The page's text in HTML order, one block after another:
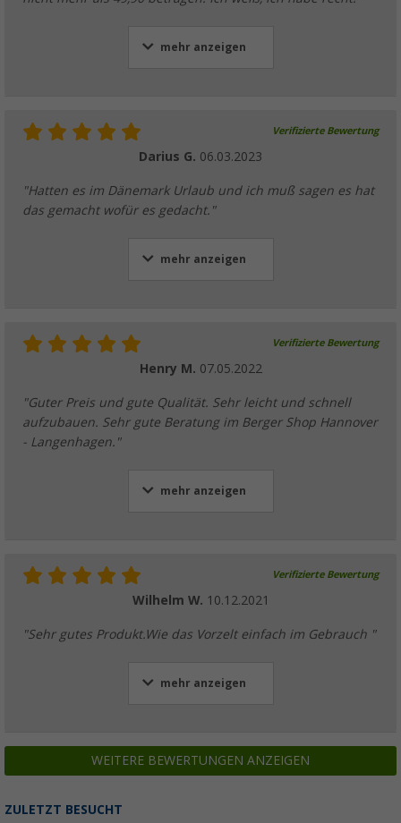
mehr anzeigen
Verifizierte Bewertung
Darius G. 06.03.2023
"Hatten es im Dänemark Urlaub und ich muß sagen es hat
das gemacht wofür es gedacht."
mehr anzeigen
Verifizierte Bewertung
Henry M. 07.05.2022
"Guter Preis und gute Qualität. Sehr leicht und schnell
aufzubauen. Sehr gute Beratung im Berger Shop Hannover
- Langenhagen."
mehr anzeigen
Verifizierte Bewertung
Wilhelm W. 10.12.2021
"Sehr gutes Produkt.Wie das Vorzelt einfach im Gebrauch "
mehr anzeigen
WEITERE BEWERTUNGEN ANZEIGEN
ZULETZT BESUCHT